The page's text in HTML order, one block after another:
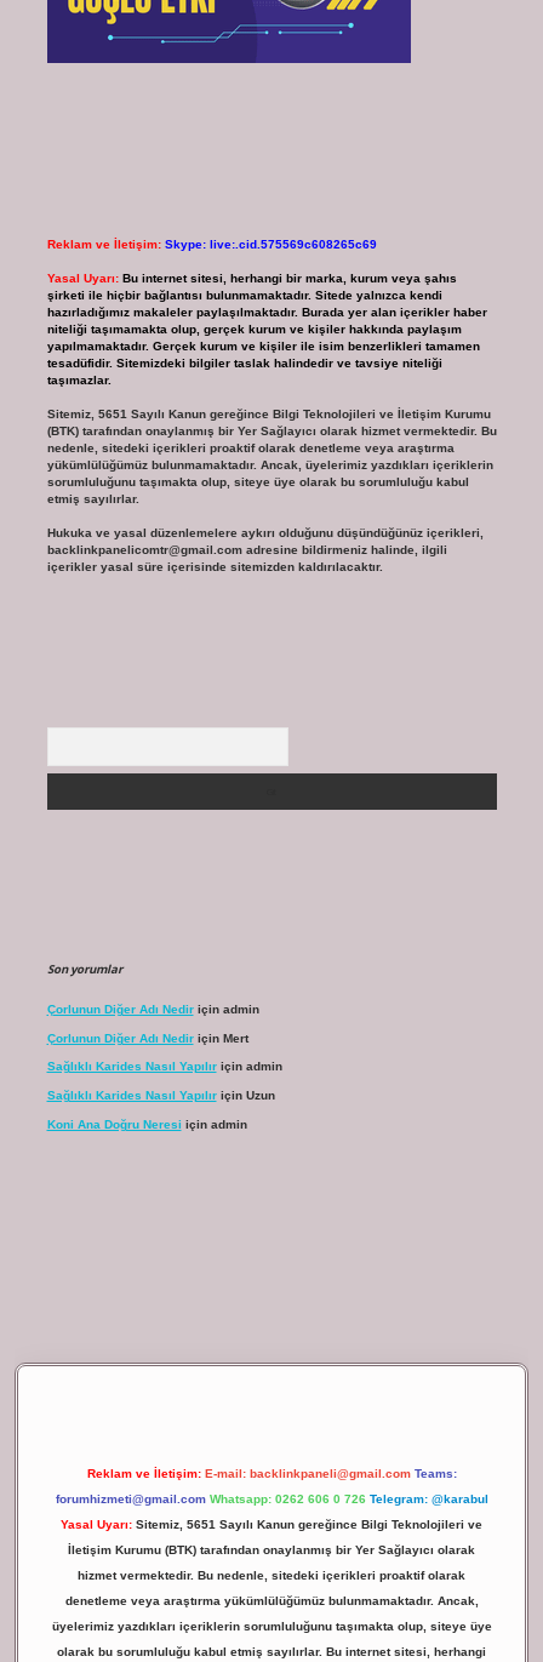
Reklam ve İletişim: Skype: live:.cid.575569c608265c69
Yasal Uyarı: Bu internet sitesi, herhangi bir marka, kurum veya şahıs
şirketi ile hiçbir bağlantısı bulunmamaktadır. Sitede yalnızca kendi
hazırladığımız makaleler paylaşılmaktadır. Burada yer alan içerikler haber
niteliği taşımamakta olup, gerçek kurum ve kişiler hakkında paylaşım
yapılmamaktadır. Gerçek kurum ve kişiler ile isim benzerlikleri tamamen
tesadüfidir. Sitemizdeki bilgiler taslak halindedir ve tavsiye niteliği
taşımazlar.
Sitemiz, 5651 Sayılı Kanun gereğince Bilgi Teknolojileri ve İletişim Kurumu
(BTK) tarafından onaylanmış bir Yer Sağlayıcı olarak hizmet vermektedir. Bu
nedenle, sitedeki içerikleri proaktif olarak denetleme veya araştırma
yükümlülüğümüz bulunmamaktadır. Ancak, üyelerimiz yazdıkları içeriklerin
sorumluluğunu taşımakta olup, siteye üye olarak bu sorumluluğu kabul
etmiş sayılırlar.
Hukuka ve yasal düzenlemelere aykırı olduğunu düşündüğünüz içerikleri,
backlinkpanelicomtr@gmail.comadresine bildirmeniz halinde, ilgili
içerikler yasal süre içerisinde sitemizden kaldırılacaktır.
Son yorumlar
Çorlunun Diğer Adı Nediriçin admin
Çorlunun Diğer Adı Nediriçin Mert
Sağlıklı Karides Nasıl Yapılıriçin admin
Sağlıklı Karides Nasıl Yapılıriçin Uzun
Koni Ana Doğru Neresi için admin
Reklam ve İletişim: E-mail: backlinkpaneli@gmail.com Teams:
forumhizmeti@gmail.com Whatsapp: 0262 606 0 726 Telegram: @karabul
Yasal Uyarı: Sitemiz, 5651 Sayılı Kanun gereğince Bilgi Teknolojileri ve
İletişim Kurumu (BTK) tarafından onaylanmış bir Yer Sağlayıcı olarak
hizmet vermektedir. Bu nedenle, sitedeki içerikleri proaktif olarak
denetleme veya araştırma yükümlülüğümüz bulunmamaktadır. Ancak,
üyelerimiz yazdıkları içeriklerin sorumluluğunu taşımakta olup, siteye üye
olarak bu sorumluluğu kabul etmiş sayılırlar. Bu internet sitesi, herhangi